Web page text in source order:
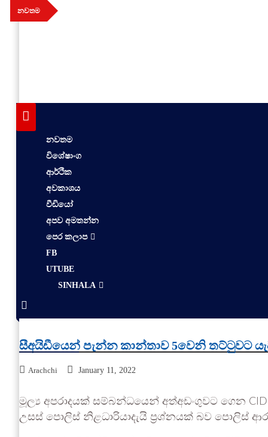
Skip
to
නවතම
aithiya
Human Rights News
නවතම
විශේෂාංග
ආර්ථික
අවකාශය
වීඩියෝ
අපව අමතන්න
පෙර කලාප
FB
UTUBE
SINHALA
සීඅයිඩීයෙන් පැන්න කාන්තාව 5වෙනි තට්ටුවට
Arachchi January 11, 2022
මූල්‍ය අපරාදයක් සම්බන්ධයෙන් අත්අඩංගුවට ගෙන
උසස් පොලිස් නිළධාරියාදැයි ප්‍රශ්නයක් බව පොලිස්